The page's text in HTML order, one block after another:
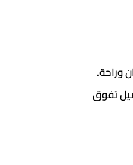
وراحة.
تفوق